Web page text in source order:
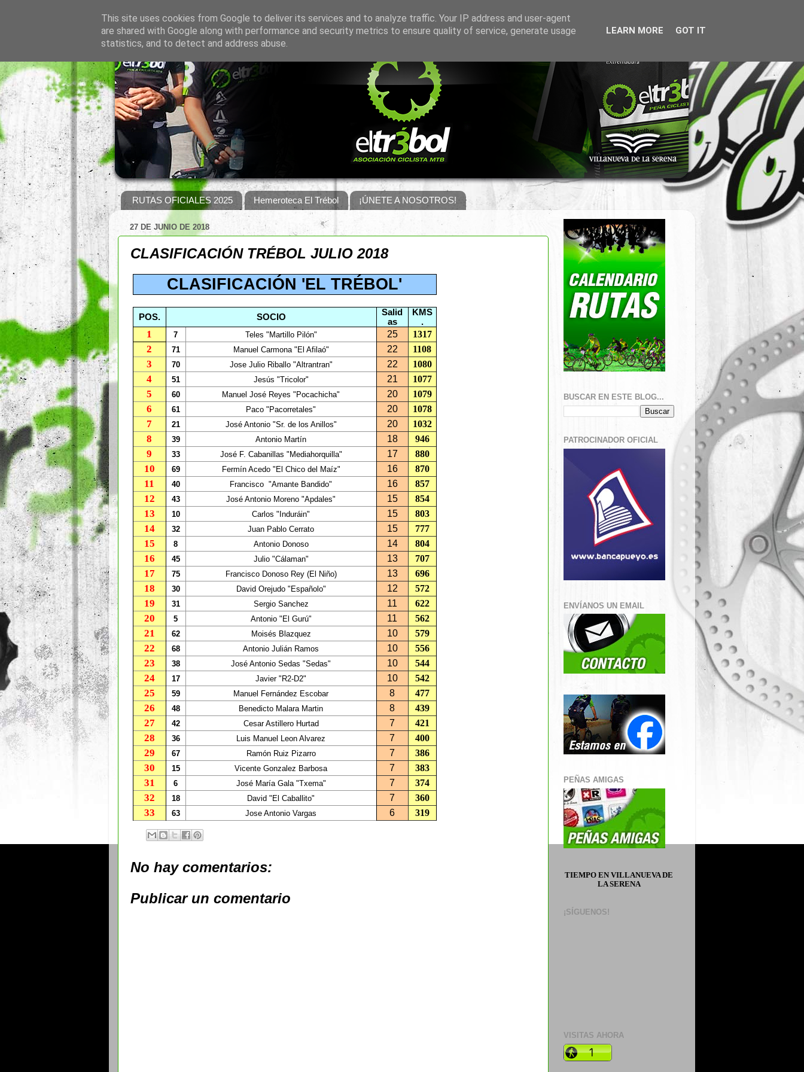
RUTAS OFICIALES 2025 Hemeroteca El Trébol ¡ÚNETE A NOSOTROS!
27 DE JUNIO DE 2018
CLASIFICACIÓN TRÉBOL JULIO 2018
CLASIFICACIÓN 'EL TRÉBOL'
POS. SOCIO
Salid
as
KMS
.
1 7 Teles "Martillo Pilón" 25 1317
2 71 Manuel Carmona "El Afilaó" 22 1108
3 70 Jose Julio Riballo "Altrantran" 22 1080
4 51 Jesús "Tricolor" 21 1077
5 60 Manuel José Reyes "Pocachicha" 20 1079
6 61 Paco "Pacorretales" 20 1078
7 21 José Antonio "Sr. de los Anillos" 20 1032
8 39 Antonio Martín 18 946
9 33 José F. Cabanillas "Mediahorquilla" 17 880
10 69 Fermín Acedo "El Chico del Maíz" 16 870
11 40 Francisco "Amante Bandido" 16 857
12 43 José Antonio Moreno "Apdales" 15 854
13 10 Carlos "Induráin" 15 803
14 32 Juan Pablo Cerrato 15 777
15 8 Antonio Donoso 14 804
16 45 Julio "Cálaman" 13 707
17 75 Francisco Donoso Rey (El Niño) 13 696
18 30 David Orejudo "Españolo" 12 572
19 31 Sergio Sanchez 11 622
20 5 Antonio "El Gurú" 11 562
21 62 Moisés Blazquez 10 579
22 68 Antonio Julián Ramos 10 556
23 38 José Antonio Sedas "Sedas" 10 544
24 17 Javier "R2-D2" 10 542
25 59 Manuel Fernández Escobar 8 477
26 48 Benedicto Malara Martin 8 439
27 42 Cesar Astillero Hurtad 7 421
28 36 Luis Manuel Leon Alvarez 7 400
29 67 Ramón Ruiz Pizarro 7 386
30 15 Vicente Gonzalez Barbosa 7 383
31 6 José María Gala "Txema" 7 374
32 18 David "El Caballito" 7 360
33 63 Jose Antonio Vargas 6 319
No hay comentarios:
Publicar un comentario
BUSCAR EN ESTE BLOG...
PATROCINADOR OFICIAL
ENVÍANOS UN EMAIL
PEÑAS AMIGAS
TIEMPO EN VILLANUEVA DE
LA SERENA
¡SÍGUENOS!
VISITAS AHORA
This site uses cookies from Google to deliver its services and to analyze traffic. Your IP address and user-agent
are shared with Google along with performance and security metrics to ensure quality of service, generate usage
statistics, and to detect and address abuse.
LEARN MORE GOT IT